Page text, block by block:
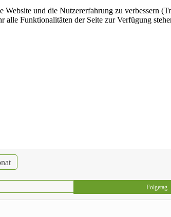
Folgetag
und die Nutzererfahrung zu verbessern
alle Funktionalitäten der Seite zur Verfügung